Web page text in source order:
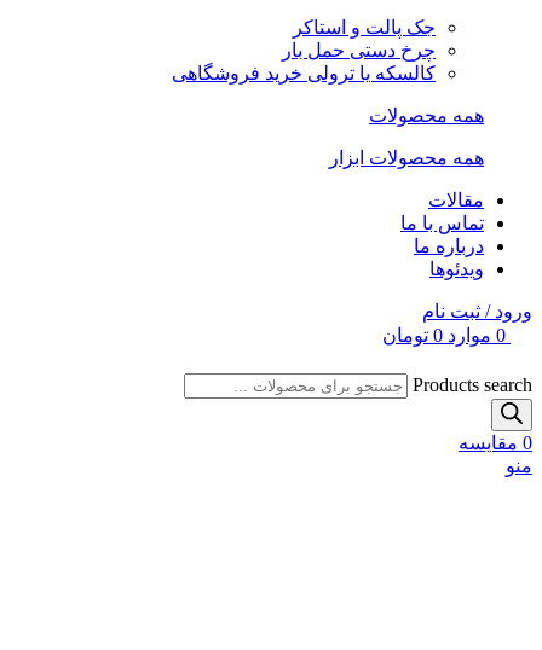
جک پالت و استاکر
چرخ دستی حمل بار
کالسکه یا ترولی خرید فروشگاهی
همه محصولات
همه محصولات ابزار
مقالات
تماس با ما
درباره ما
ویدئوها
ورود / ثبت نام
0 موارد 0 تومان
Products search
0 مقایسه
منو